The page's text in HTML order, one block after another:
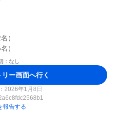
）
：なし
リー画面へ行く
2026年1月8日
報告する